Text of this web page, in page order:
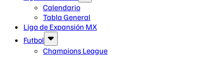
Calendario
Tabla General
Liga de Expansión MX
Futbol
Champions League